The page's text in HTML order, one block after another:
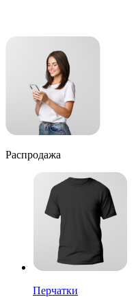
Распродажа
Перчатки